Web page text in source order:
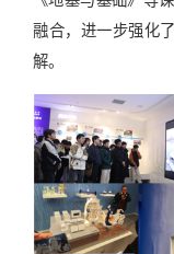
融合，进一步强化
解。